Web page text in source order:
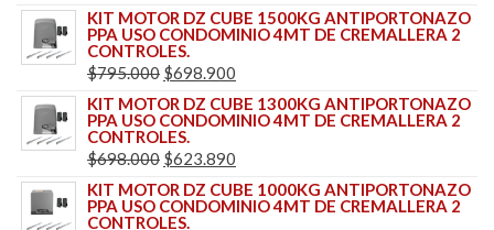
PRECIO
ORIGINAL
ERA:
PRECIO
ACTUAL
KIT MOTOR DZ CUBE 1500KG ANTIPORTONAZO
PPA USO CONDOMINIO 4MT DE CREMALLERA 2
CONTROLES.
$795.000 EL
PRECIO
ORIGINAL
ERA:
$698.900
PRECIO
ACTUAL
KIT MOTOR DZ CUBE 1300KG ANTIPORTONAZO
PPA USO CONDOMINIO 4MT DE CREMALLERA 2
CONTROLES.
$698.000 EL
PRECIO
ORIGINAL
$623.890
PRECIO
ACTUAL
KIT MOTOR DZ CUBE 1000KG ANTIPORTONAZO
PPA USO CONDOMINIO 4MT DE CREMALLERA 2
CONTROLES.